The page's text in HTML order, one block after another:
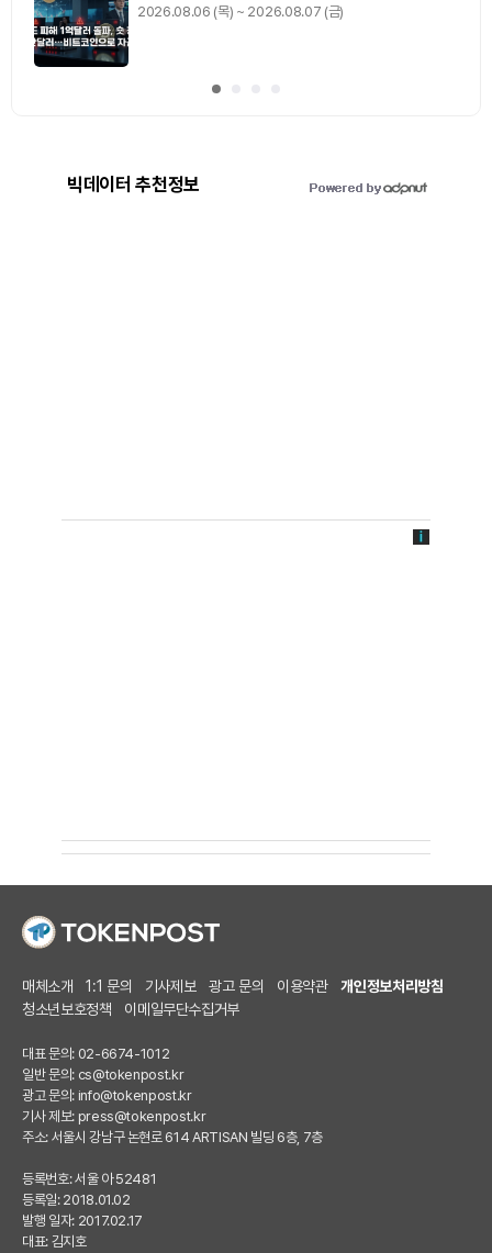
2026.08.06 (목) ~ 2026.08.07 (금)
빅데이터 추천정보
매체소개 1:1 문의 기사제보 광고 문의 이용약관
개인정보처리방침
청소년보호정책
이메일무단수집거부
대표 문의: 02-6674-1012
일반 문의: cs@tokenpost.kr
광고 문의: info@tokenpost.kr
기사 제보: press@tokenpost.kr
주소: 서울시 강남구 논현로 614 ARTISAN 빌딩 6층, 7층
등록번호: 서울 아 52481
등록일: 2018.01.02
발행 일자: 2017.02.17
대표: 김지호